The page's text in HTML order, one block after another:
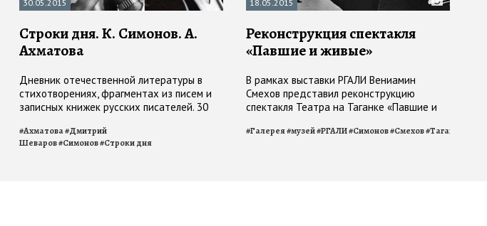
30.05.2015
Строки дня. К. Симонов. А.
Ахматова
Дневник отечественной литературы в
стихотворениях, фрагментах из писем и
записных книжек русских писателей. 30
#Ахматова#Дмитрий
Шеваров#Симонов#Строки дня
18.05.2015
Реконструкция спектакля
«Павшие и живые»
В рамках выставки РГАЛИ Вениамин
Смехов представил реконструкцию
спектакля Театра на Таганке «Павшие и
#Галерея#музей#РГАЛИ#Симонов#Смехов#Таганка